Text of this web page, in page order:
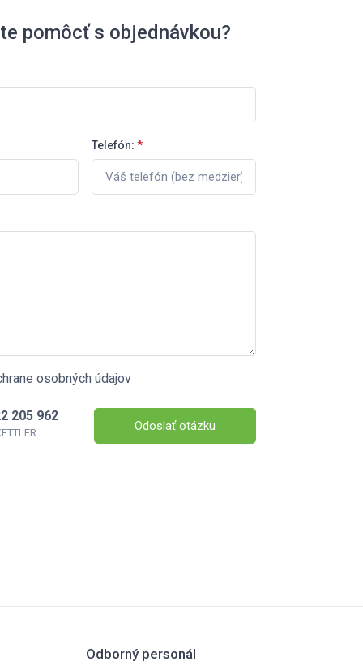
pomôcť s objednávkou?
Telefón: *
osobných údajov
205 962
Odoslať otázku
Odborný personál